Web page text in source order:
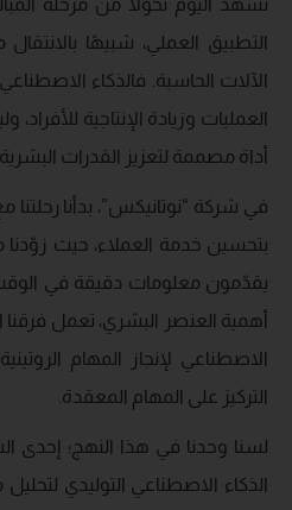
التطبيق العملي، شبيهًا بالانتقال
الآلات الحاسبة. فالذكاء
العمليات وزيادة الإنتاجية
أداة مصممة لتعزيز القدرات
في شركة “نوتانيكس”، بدأنا رحلتنا
بتحسين خدمة العملاء، حيث زوّدنا
يقدّمون معلومات دقيقة في
أهمية العنصر البشري، تعمل
الاصطناعي لإنجاز المهام
التركيز على المهام المعقدة.
لسنا وحدنا في هذا النهج؛ إحدى
الذكاء الاصطناعي التوليدي